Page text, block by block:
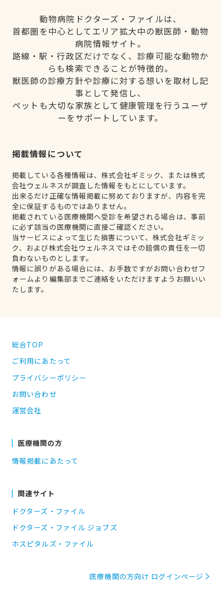
動物病院ドクターズ・ファイルは、
首都圏を中心としてエリア拡大中の獣医師・動物
病院情報サイト。
路線・駅・行政区だけでなく、診療可能な動物か
らも検索できることが特徴的。
獣医師の診療方針や診療に対する想いを取材し記
事として発信し、
ペットも大切な家族として健康管理を行うユーザ
ーをサポートしています。
掲載情報について
掲載している各種情報は、株式会社ギミック、または株式
会社ウェルネスが調査した情報をもとにしています。
出来るだけ正確な情報掲載に努めておりますが、内容を完
全に保証するものではありません。
掲載されている医療機関へ受診を希望される場合は、事前
に必ず該当の医療機関に直接ご確認ください。
当サービスによって生じた損害について、株式会社ギミッ
ク、および株式会社ウェルネスではその賠償の責任を一切
負わないものとします。
情報に誤りがある場合には、お手数ですがお問い合わせフ
ォームより編集部までご連絡をいただけますようお願いい
たします。
総合TOP
ご利用にあたって
プライバシーポリシー
お問い合わせ
運営会社
医療機関の方
情報掲載にあたって
関連サイト
ドクターズ・ファイル
ドクターズ・ファイル ジョブズ
ホスピタルズ・ファイル
医療機関の方向け ログインページ